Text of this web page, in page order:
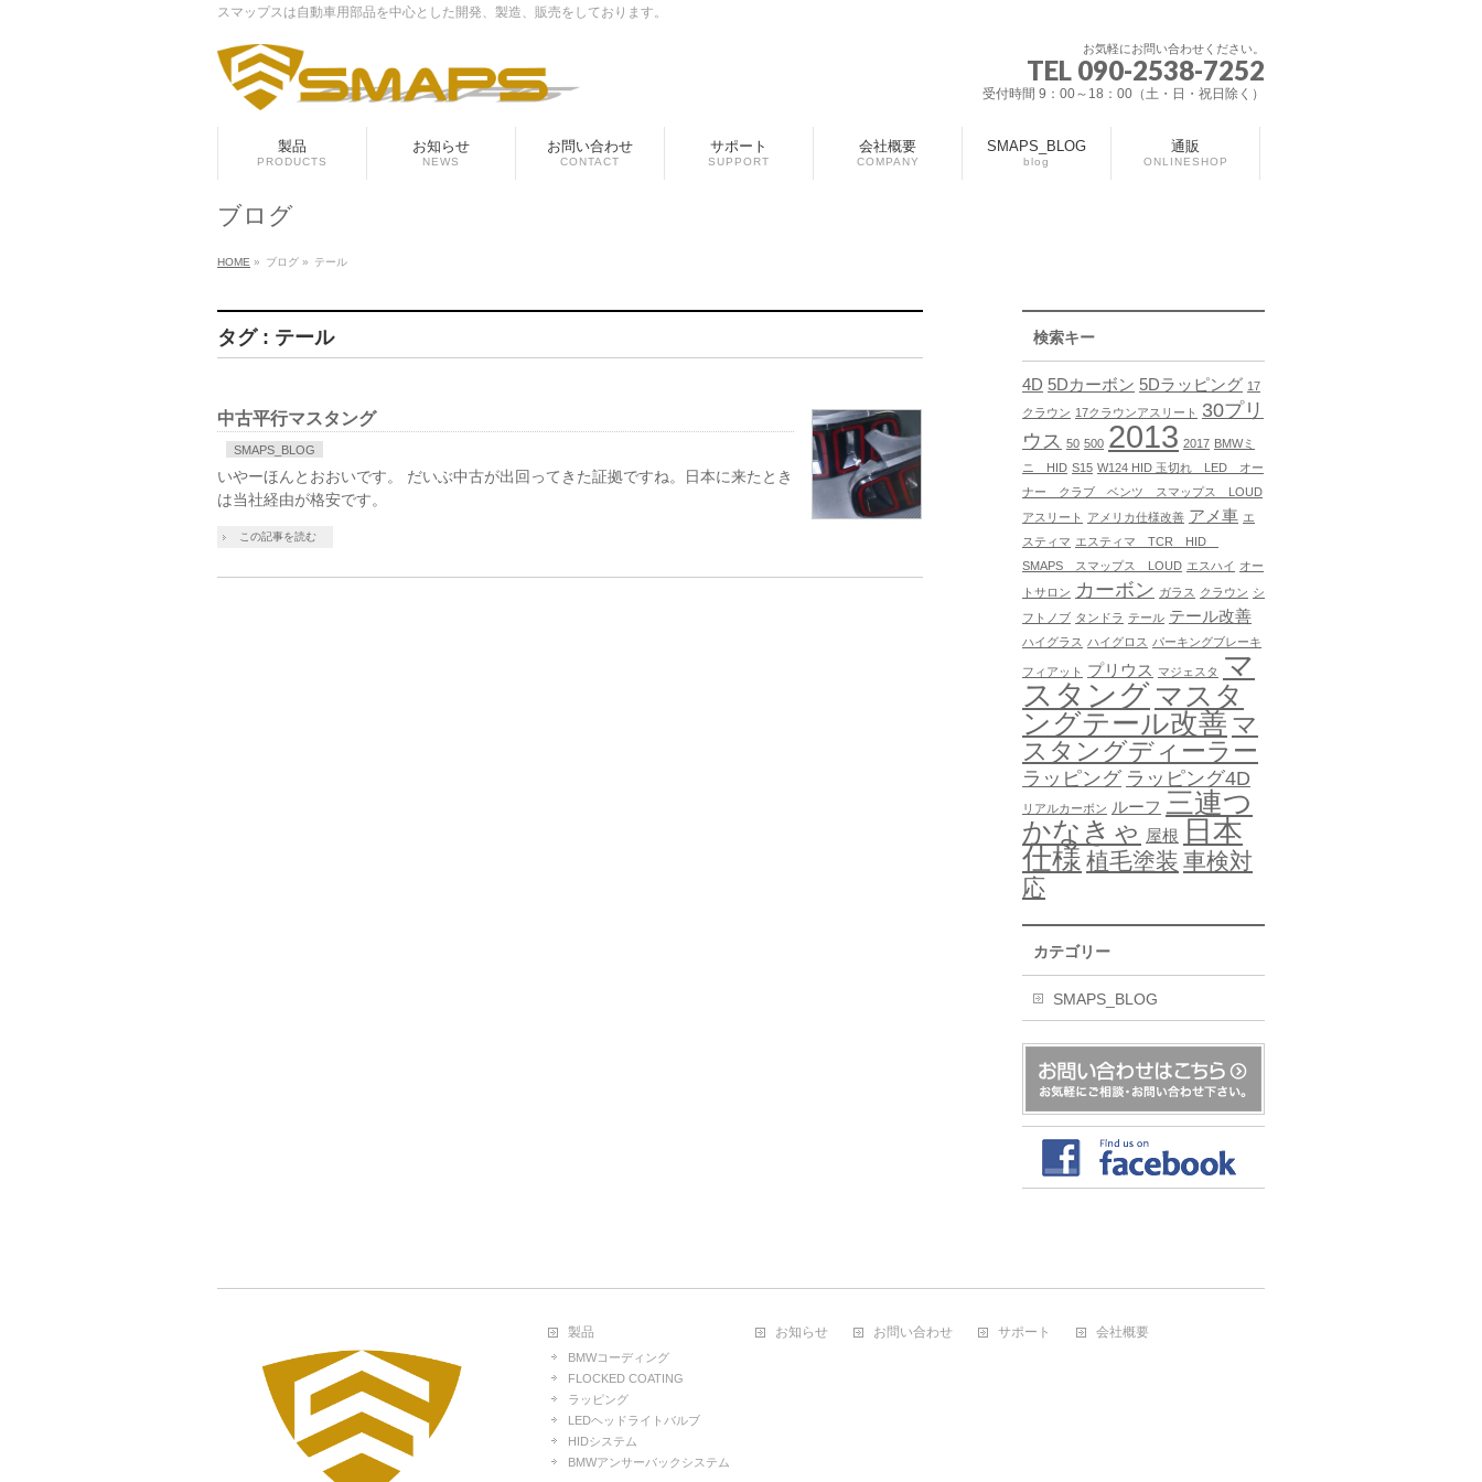
スマップスは自動車用部品を中心とした開発、製造、販売をしております。
お気軽にお問い合わせください。
TEL 090-2538-7252
受付時間 9：00～18：00（土・日・祝日除く）
製品
PRODUCTS
お知らせ
NEWS
お問い合わせ
CONTACT
サポート
SUPPORT
会社概要
COMPANY
SMAPS_BLOG
blog
通販
ONLINESHOP
ブログ
HOME » ブログ » テール
タグ : テール
中古平行マスタング
SMAPS_BLOG
いやーほんとおおいです。 だいぶ中古が出回ってきた証拠ですね。日本に来たとき
は当社経由が格安です。
この記事を読む
検索キー
4D 5Dカーボン 5Dラッピング 17
クラウン 17クラウンアスリート
30プリ
ウス 50 500 2013 2017 BMWミ
ニ HID S15 W124 HID 玉切れ LED オー
ナー クラブ ベンツ スマップス LOUD
アスリート
アメリカ仕様改善 アメ車 エ
スティマ エスティマ TCR HID
SMAPS スマップス LOUD エスハイ オー
トサロン カーボン ガラス クラウン シ
フトノブ タンドラ テール テール改善
ハイグラス ハイグロス パーキングブレーキ
フィアット プリウス マジェスタ
マ
スタング マスタ
ングテール改善 マ
スタングディーラー
ラッピング ラッピング4D
リアルカーボン ルーフ 三連つ
かなきゃ 屋根
日本
仕様 植毛塗装 車検対
応
カテゴリー
SMAPS_BLOG
製品
BMWコーディング
FLOCKED COATING
ラッピング
LEDヘッドライトバルブ
HIDシステム
BMWアンサーバックシステム
お知らせ お問い合わせ サポート 会社概要